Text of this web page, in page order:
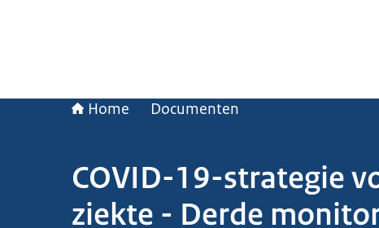
Home Documenten
COVID-19-strategie
ziekte - Derde